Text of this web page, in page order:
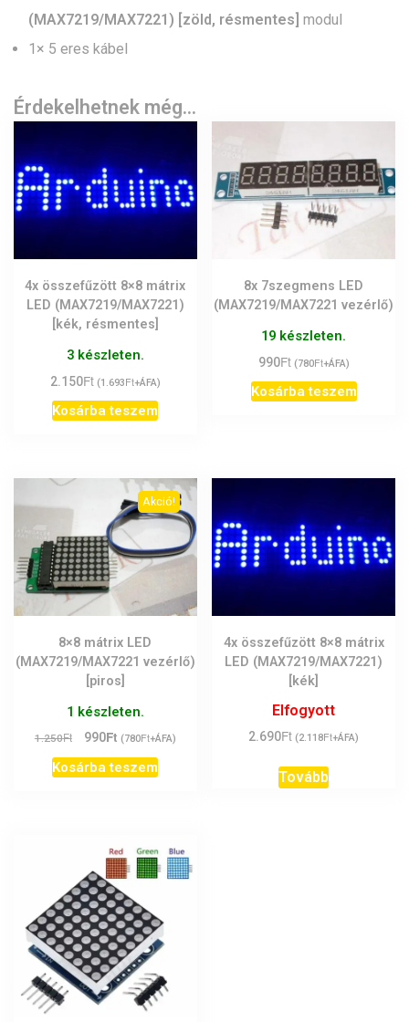
(MAX7219/MAX7221) [zöld, résmentes] modul
1× 5 eres kábel
Érdekelhetnek még…
4x összefűzött 8×8 mátrix
LED (MAX7219/MAX7221)
[kék, résmentes]
3 készleten.
2.150Ft (1.693Ft+ÁFA)
Kosárba teszem
8x 7szegmens LED
(MAX7219/MAX7221 vezérlő)
19 készleten.
990Ft (780Ft+ÁFA)
Kosárba teszem
Akció!
8×8 mátrix LED
(MAX7219/MAX7221 vezérlő)
[piros]
1 készleten.
1.250Ft
Original
price
was:
990FtCurrent
price
is:
(780Ft+ÁFA)
Kosárba teszem
4x összefűzött 8×8 mátrix
LED (MAX7219/MAX7221)
[kék]
Elfogyott
2.690Ft (2.118Ft+ÁFA)
Tovább